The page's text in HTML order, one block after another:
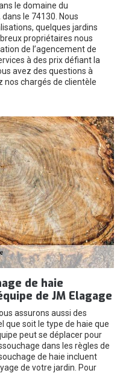
le domaine du
le 74130. Nous
quelques jardins
propriétaires nous
de l’agencement de
à des prix défiant la
avez des questions à
nos chargés de clientèle
de haie
de JM Elagage
assurons aussi des
que soit le type de haie que
peut se déplacer pour
dans les règles de
de haie incluent
de votre jardin. Pour